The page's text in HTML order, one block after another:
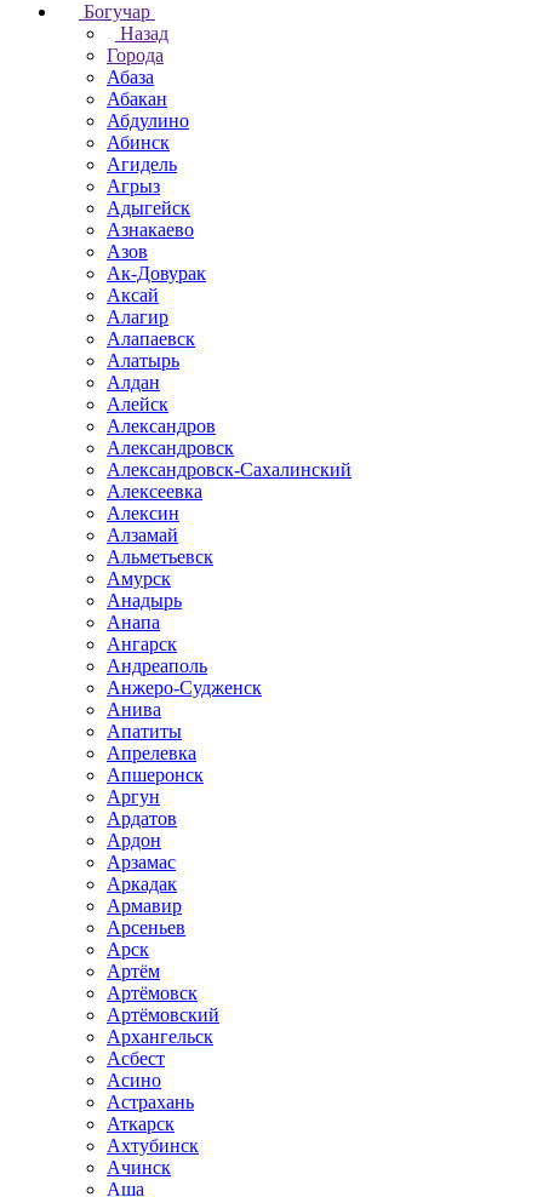
Богучар
Назад
Города
Абаза
Абакан
Абдулино
Абинск
Агидель
Агрыз
Адыгейск
Азнакаево
Азов
Ак-Довурак
Аксай
Алагир
Алапаевск
Алатырь
Алдан
Алейск
Александров
Александровск
Александровск-Сахалинский
Алексеевка
Алексин
Алзамай
Альметьевск
Амурск
Анадырь
Анапа
Ангарск
Андреаполь
Анжеро-Судженск
Анива
Апатиты
Апрелевка
Апшеронск
Аргун
Ардатов
Ардон
Арзамас
Аркадак
Армавир
Арсеньев
Арск
Артём
Артёмовск
Артёмовский
Архангельск
Асбест
Асино
Астрахань
Аткарск
Ахтубинск
Ачинск
Аша